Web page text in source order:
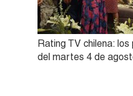
Rating TV chilena:
del martes 4 de